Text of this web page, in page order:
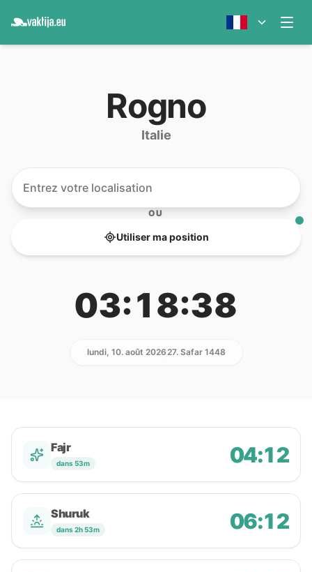
Rogno
Italie
OU
Utiliser ma position
03:18:38
lundi, 10. août 202627. Safar 1448
Fajr
dans 53m 04:12
Shuruk
dans 2h 53m 06:12